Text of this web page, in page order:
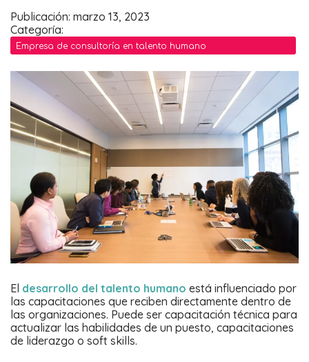
Publicación: marzo 13, 2023
Categoría:
Empresa de consultoría en talento humano
El desarrollo del talento humano está influenciado por
las capacitaciones que reciben directamente dentro de
las organizaciones. Puede ser capacitación técnica para
actualizar las habilidades de un puesto, capacitaciones
de liderazgo o soft skills.